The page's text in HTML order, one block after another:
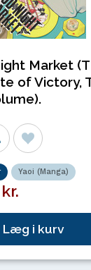
Market
of Victory,
Yaoi (Manga)
Læg i kurv